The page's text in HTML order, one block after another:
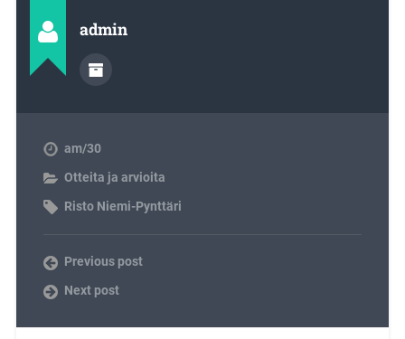
admin
am/30
Otteita ja arvioita
Risto Niemi-Pynttäri
Previous post
Next post